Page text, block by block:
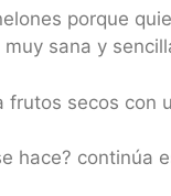
porque
sana y
frutos secos con
hace? continúa